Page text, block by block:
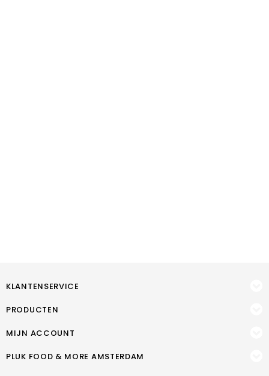
KLANTENSERVICE
PRODUCTEN
MIJN ACCOUNT
PLUK FOOD & MORE AMSTERDAM